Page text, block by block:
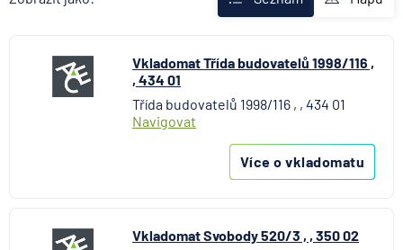
mBank
MONETA Money Bank
Raiffeisenbank
Stavební spořitelna České spořitelny
Vkladomat Třída budovatelů 1998/116 ,
, 434 01
Třída budovatelů 1998/116 , , 434 01
Navigovat
Více o vkladomatu
Vkladomat Svobody 520/3 , , 350 02